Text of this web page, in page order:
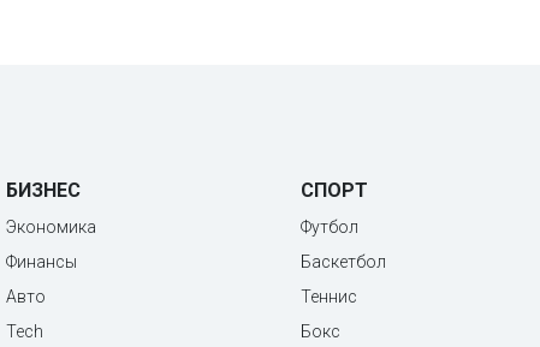
БИЗНЕС
Экономика
Финансы
Авто
Tech
СПОРТ
Футбол
Баскетбол
Теннис
Бокс